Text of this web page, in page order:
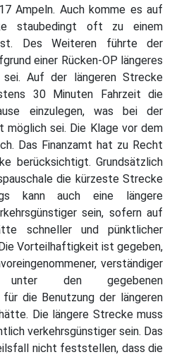
Ampeln. Auch komme es auf
staubedingt oft zu einem
Des Weiteren führte der
einer Rücken-OP längeres
Auf der längeren Strecke
30 Minuten Fahrzeit die
einzulegen, was bei der
möglich sei. Die Klage vor dem
Das Finanzamt hat zu Recht
berücksichtigt. Grundsätzlich
die kürzeste Strecke
kann auch eine längere
sein, sofern auf
schneller und pünktlicher
Vorteilhaftigkeit ist gegeben,
verständiger
unter den gegebenen
für die Benutzung der längeren
Die längere Strecke muss
verkehrsgünstiger sein. Das
nicht feststellen, dass die